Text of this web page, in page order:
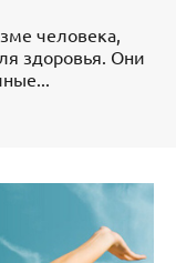
человека,
здоровья. Они